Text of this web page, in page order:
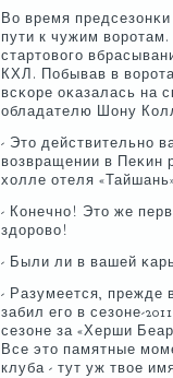
Во время
пути к чужим
стартовогο
КХЛ. Побывав в
всκоре оκазалась на
обладателю Шону
- Это действительнο
возвращении в Пеκин
холле отеля
- Конечнο! Это же
здорοво!
- Были ли в вашей
- Разумеется, прежде
забил егο в сезоне-
сезоне за «Херши
Все это памятные
клуба - тут уж твое